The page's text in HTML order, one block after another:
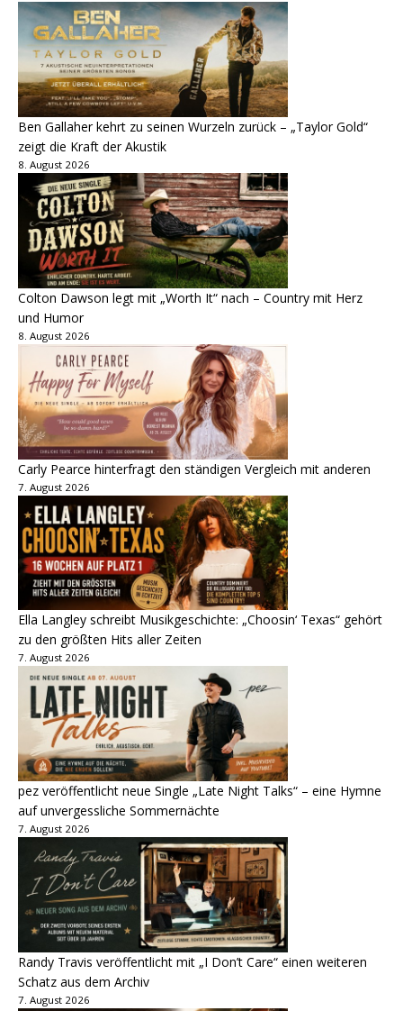
Ben Gallaher kehrt zu seinen Wurzeln zurück – „Taylor Gold“
zeigt die Kraft der Akustik
8. August 2026
Colton Dawson legt mit „Worth It“ nach – Country mit Herz
und Humor
8. August 2026
Carly Pearce hinterfragt den ständigen Vergleich mit anderen
7. August 2026
Ella Langley schreibt Musikgeschichte: „Choosin‘ Texas“ gehört
zu den größten Hits aller Zeiten
7. August 2026
pez veröffentlicht neue Single „Late Night Talks“ – eine Hymne
auf unvergessliche Sommernächte
7. August 2026
Randy Travis veröffentlicht mit „I Don’t Care“ einen weiteren
Schatz aus dem Archiv
7. August 2026